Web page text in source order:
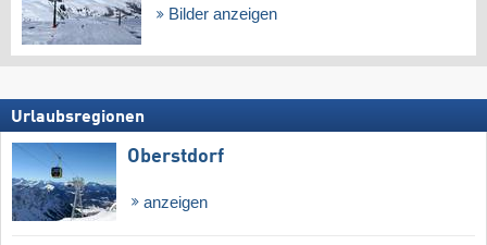
Bilder anzeigen
Urlaubsregionen
Oberstdorf
anzeigen